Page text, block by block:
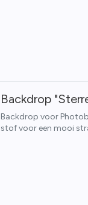
Backdrop
Backdrop voor
stof voor een mooi